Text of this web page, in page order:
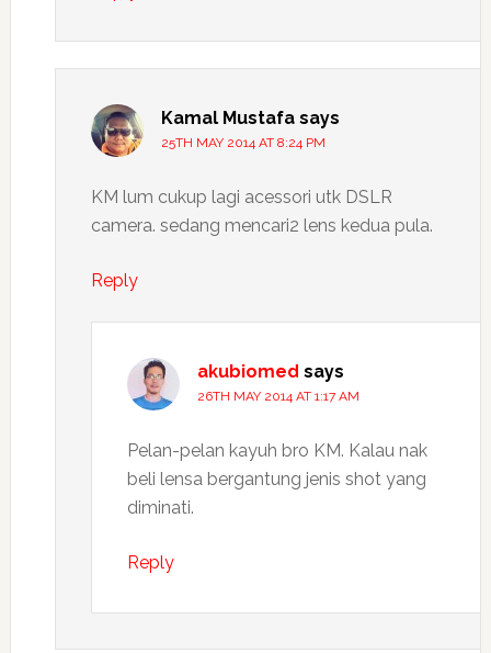
Kamal Mustafa says
25TH MAY 2014 AT 8:24 PM
KM lum cukup lagi acessori utk DSLR
camera. sedang mencari2 lens kedua pula.
Reply
akubiomed says
26TH MAY 2014 AT 1:17 AM
Pelan-pelan kayuh bro KM. Kalau nak
beli lensa bergantung jenis shot yang
diminati.
Reply